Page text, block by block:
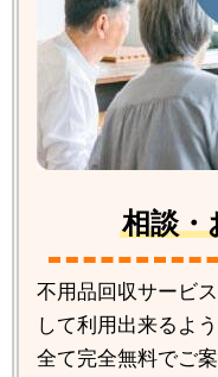
相談・
不用品回収サービ
して利用出来るよ
全て完全無料でご